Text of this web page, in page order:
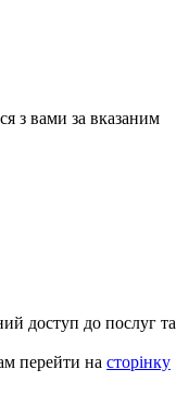
з вами за вказаним
доступ до послуг та
перейти на сторінку